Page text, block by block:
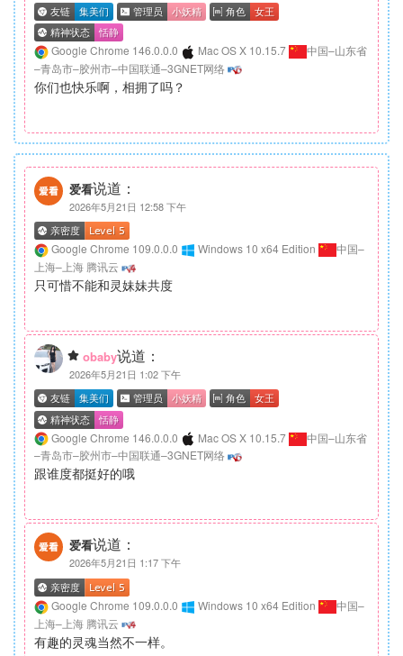
Google Chrome 146.0.0.0 Mac OS X 10.15.7
中国–山东省
–青岛市–胶州市–中国联通–3GNET网络
你们也快乐啊，相拥了吗？
爱看说道：
2026年5月21日 12:58 下午
Google Chrome 109.0.0.0 Windows 10 x64 Edition
中国–
上海–上海 腾讯云
只可惜不能和灵妹妹共度
obaby说道：
2026年5月21日 1:02 下午
Google Chrome 146.0.0.0 Mac OS X 10.15.7
中国–山东省
–青岛市–胶州市–中国联通–3GNET网络
跟谁度都挺好的哦
爱看说道：
2026年5月21日 1:17 下午
Google Chrome 109.0.0.0 Windows 10 x64 Edition
中国–
上海–上海 腾讯云
有趣的灵魂当然不一样。